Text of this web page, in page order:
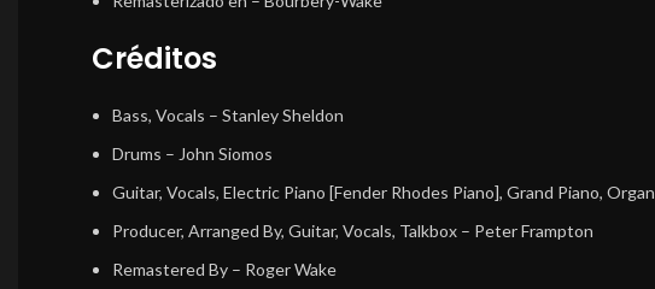
Créditos
Bass, Vocals – Stanley Sheldon
Drums – John Siomos
Guitar, Vocals, Electric Piano [Fender Rhodes Piano], Grand Piano, Organ
Producer, Arranged By, Guitar, Vocals, Talkbox – Peter Frampton
Remastered By – Roger Wake